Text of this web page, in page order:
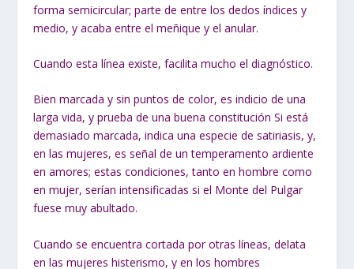
forma semicircular; parte de entre los dedos índices y
medio, y acaba entre el meñique y el anular.
Cuando esta línea existe, facilita mucho el diagnóstico.
Bien marcada y sin puntos de color, es indicio de una
larga vida, y prueba de una buena constitución Si está
demasiado marcada, indica una especie de satiriasis, y,
en las mujeres, es señal de un temperamento ardiente
en amores; estas condiciones, tanto en hombre como
en mujer, serían intensificadas si el Monte del Pulgar
fuese muy abultado.
Cuando se encuentra cortada por otras líneas, delata
en las mujeres histerismo, y en los hombres